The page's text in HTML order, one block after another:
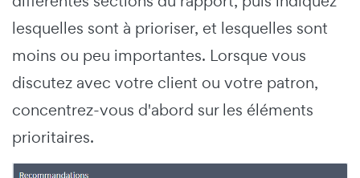
lesquelles sont à prioriser, et lesquelles sont
moins ou peu importantes. Lorsque vous
discutez avec votre client ou votre patron,
concentrez-vous d'abord sur les éléments
prioritaires.